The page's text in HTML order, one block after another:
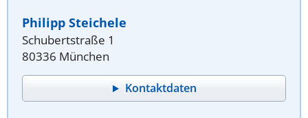
Philipp Steichele
Schubertstraße 1
80336 München
Kontaktdaten